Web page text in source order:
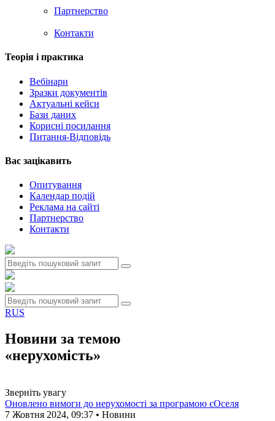
Партнерство
Контакти
Теорія i практика
Вебінари
Зразки документів
Актуальні кейси
Бази даних
Корисні посилання
Питання-Відповідь
Вас зацiкавить
Опитування
Календар подій
Реклама на сайтi
Партнерство
Контакти
RUS
Новини за темою
«нерухомість»
Зверніть увагу
Оновлено вимоги до нерухомості за програмою єОселя
7 Жовтня 2024, 09:37 • Новини